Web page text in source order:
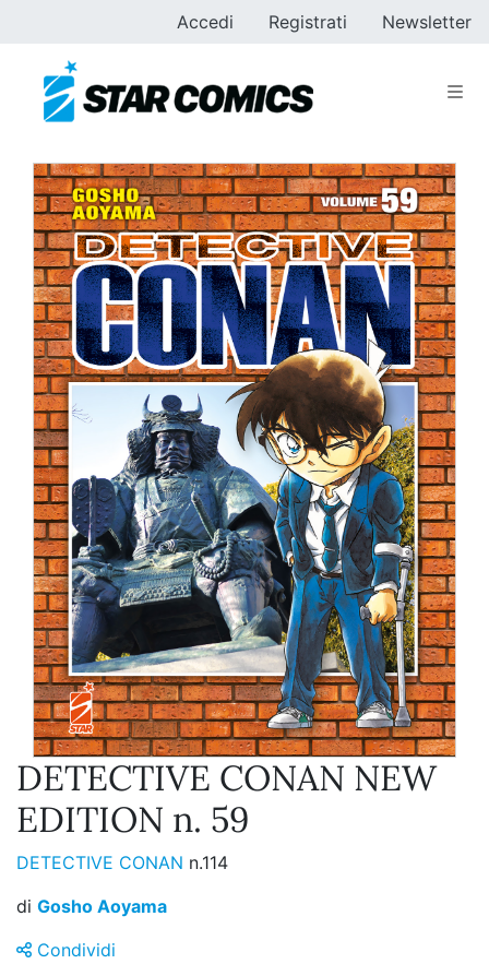
Accedi Registrati Newsletter
DETECTIVE CONAN NEW
EDITION n. 59
DETECTIVE CONAN n.114
di Gosho Aoyama
Condividi